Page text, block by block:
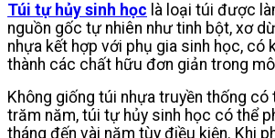
Túi tự hủy sinh học là loại túi được
nguồn gốc tự nhiên như tinh bột, xơ
nhựa kết hợp với phụ gia sinh học, có
thành các chất hữu đơn giản trong
Không giống túi nhựa truyền thống có
trăm năm, túi tự hủy sinh học có thể
tháng đến vài năm tùy điều kiện. Khi